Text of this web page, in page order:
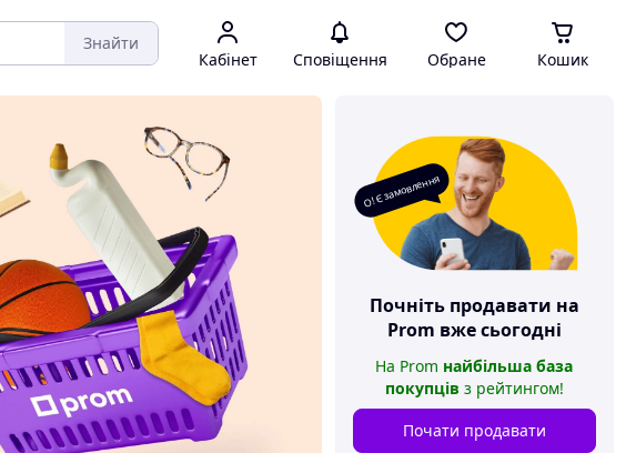
Знайти
Кабінет Сповіщення Обране Кошик
О! Є замовлення
Почніть продавати на
Prom вже сьогодні
На Prom найбільша база
покупців з рейтингом!
Почати продавати